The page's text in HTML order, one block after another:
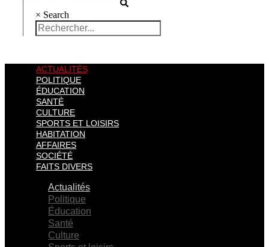
× Search
ACTUALITÉS
POLITIQUE
ÉDUCATION
SANTÉ
CULTURE
SPORTS ET LOISIRS
HABITATION
AFFAIRES
SOCIÉTÉ
FAITS DIVERS
Actualités
Politique
Éducation
Santé
Culture